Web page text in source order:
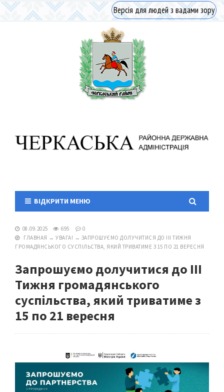
Версія для людей з вадами зору
ВІДКРИТИ МЕНЮ
08.09.2025 695
0
ГЛАВНАЯ → УВАГА! → ЗАПРОШУЄМО ДОЛУЧИТИСЯ ДО ІІІ ТИЖНЯ
ГРОМАДЯНСЬКОГО СУСПІЛЬСТВА, ЯКИЙ ТРИВАТИМЕ З 15 ПО 21 ВЕРЕСНЯ
Запрошуємо долучитися до ІІІ
Тижня громадянського
суспільства, який триватиме з
15 по 21 вересня